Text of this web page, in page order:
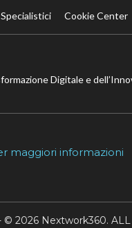
Cookie Center
Digitale e
maggiori informazioni
2026 Nextwork360. ALL